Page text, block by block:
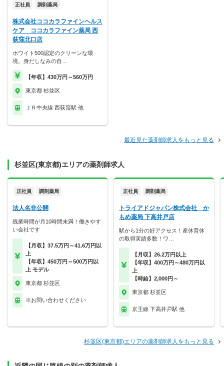
正社員 調剤薬局
株式会社ココカラファインヘルス
ケア ココカラファイン薬局 西
荻窪北口店
ホワイト500認定のクリーンな環
境。身だしなみの自…
【年収】430万円～560万円
東京都 杉並区
ＪＲ中央線 西荻窪駅 他
最近見た薬剤師求人をもっと見る
杉並区(東京都)エリアの薬剤師求人
正社員 調剤薬局
法人名非公開
残業時間が月10時間未満！働きやす
い会社です
【月収】37.5万円～41.6万円以
上
【年収】450万円～500万円以
上 モデル
東京都 杉並区
※お問い合わせください
正社員 調剤薬局
トライアドジャパン株式会社 か
もめ薬局 下高井戸店
駅から1分の好アクセス！産休育休
の取得実績多数！ワ…
【月収】26.2万円以上
【年収】400万円～480万円以
上
【時給】2,000円～
東京都 杉並区
京王線 下高井戸駅 他
杉並区(東京都)エリアの薬剤師求人をもっと見る